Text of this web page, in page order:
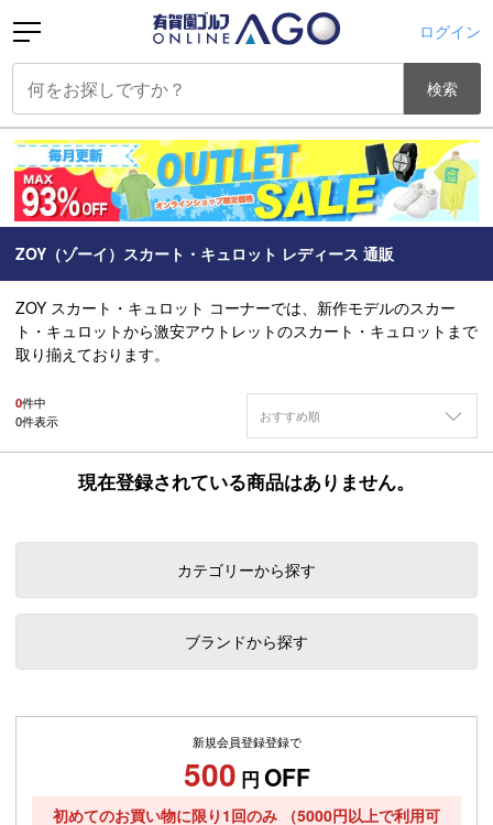
ログイン
検索
ZOY（ゾーイ）スカート・キュロット レディース 通販
ZOY スカート・キュロット コーナーでは、新作モデルのスカー
ト・キュロットから激安アウトレットのスカート・キュロットまで
取り揃えております。
0件中
0件表示 おすすめ順
現在登録されている商品はありません。
カテゴリーから探す
ブランドから探す
新規会員登録登録で
500 円 OFF
初めてのお買い物に限り1回のみ
（5000円以上で利用可